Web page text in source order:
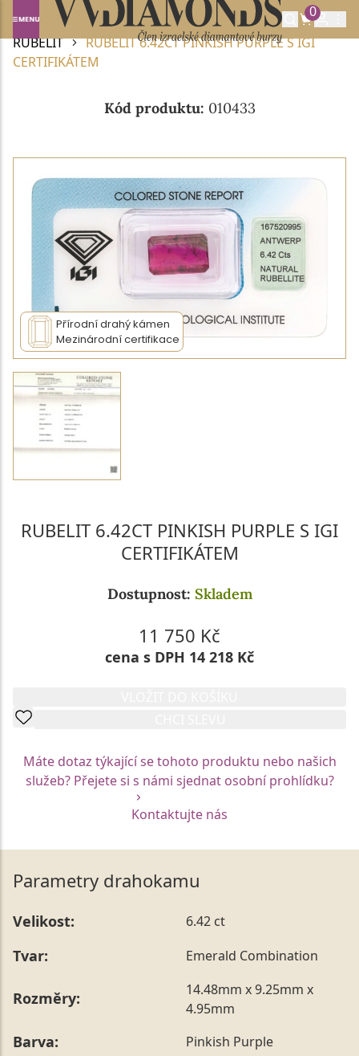
0
Domů
DRAHOKAMY A POLODRAHOKAMY
RUBELIT
RUBELIT 6.42CT PINKISH PURPLE S IGI
CERTIFIKÁTEM
Kód produktu: 010433
Přírodní drahý kámen
Mezinárodní certifikace
RUBELIT 6.42CT PINKISH PURPLE S IGI
CERTIFIKÁTEM
Dostupnost: Skladem
11 750 Kč
cena s DPH 14 218 Kč
Máte dotaz týkající se tohoto produktu nebo našich
služeb? Přejete si s námi sjednat osobní prohlídku?
Kontaktujte nás
Parametry drahokamu
Velikost: 6.42 ct
Tvar: Emerald Combination
Rozměry:
14.48mm x 9.25mm x
4.95mm
Barva: Pinkish Purple